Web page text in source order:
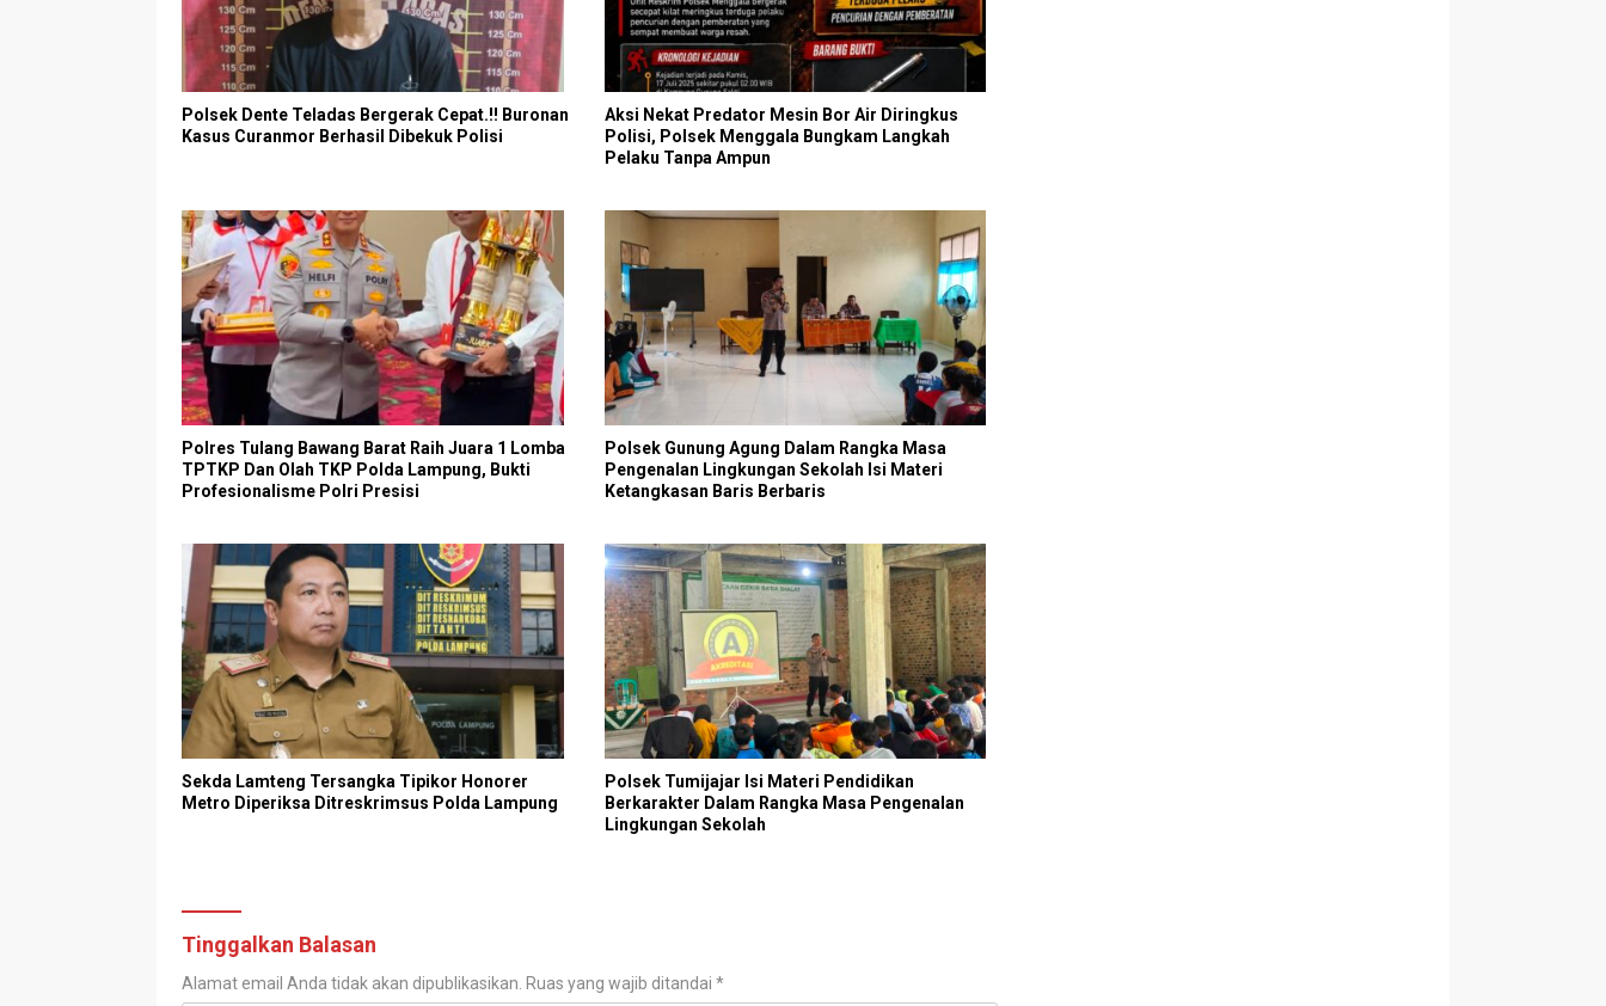
Polsek Dente Teladas Bergerak Cepat.!! Buronan
Kasus Curanmor Berhasil Dibekuk Polisi
Aksi Nekat Predator Mesin Bor Air Diringkus
Polisi, Polsek Menggala Bungkam Langkah
Pelaku Tanpa Ampun
Polres Tulang Bawang Barat Raih Juara 1 Lomba
TPTKP Dan Olah TKP Polda Lampung, Bukti
Profesionalisme Polri Presisi
Polsek Gunung Agung Dalam Rangka Masa
Pengenalan Lingkungan Sekolah Isi Materi
Ketangkasan Baris Berbaris
Sekda Lamteng Tersangka Tipikor Honorer
Metro Diperiksa Ditreskrimsus Polda Lampung
Polsek Tumijajar Isi Materi Pendidikan
Berkarakter Dalam Rangka Masa Pengenalan
Lingkungan Sekolah
Tinggalkan Balasan
Alamat email Anda tidak akan dipublikasikan. Ruas yang wajib ditandai *